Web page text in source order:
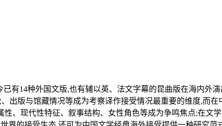
有14种外国文版,也有辅以英、法文字幕的昆曲版在海内外
出版与馆藏情况等成为考察译作接受情况最重要的维度,而
、现代性特征、叙事结构、女性角色等成为争鸣焦点;在文